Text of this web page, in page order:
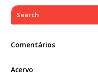
Search
Comentários
Acervo